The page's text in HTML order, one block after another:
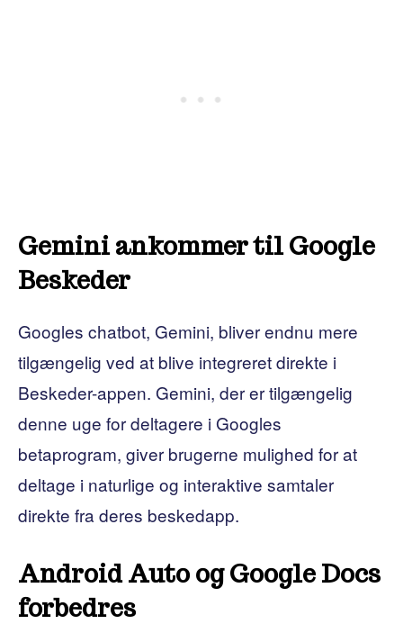
Gemini ankommer til Google
Beskeder
Googles chatbot, Gemini, bliver endnu mere
tilgængelig ved at blive integreret direkte i
Beskeder-appen. Gemini, der er tilgængelig
denne uge for deltagere i Googles
betaprogram, giver brugerne mulighed for at
deltage i naturlige og interaktive samtaler
direkte fra deres beskedapp.
Android Auto og Google Docs
forbedres